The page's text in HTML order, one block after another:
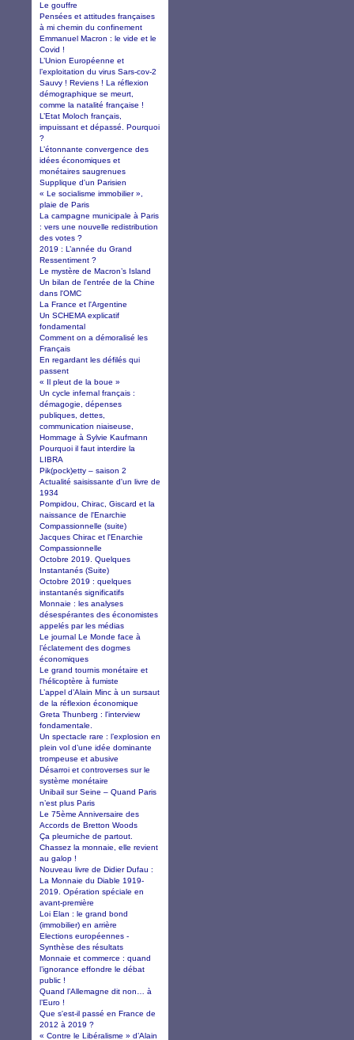
Le gouffre
Pensées et attitudes françaises
à mi chemin du confinement
Emmanuel Macron : le vide et le
Covid !
L’Union Européenne et
l’exploitation du virus Sars-cov-2
Sauvy ! Reviens ! La réflexion
démographique se meurt,
comme la natalité française !
L’Etat Moloch français,
impuissant et dépassé. Pourquoi
?
L’étonnante convergence des
idées économiques et
monétaires saugrenues
Supplique d'un Parisien
« Le socialisme immobilier »,
plaie de Paris
La campagne municipale à Paris
: vers une nouvelle redistribution
des votes ?
2019 : L’année du Grand
Ressentiment ?
Le mystère de Macron’s Island
Un bilan de l'entrée de la Chine
dans l'OMC
La France et l'Argentine
Un SCHEMA explicatif
fondamental
Comment on a démoralisé les
Français
En regardant les défilés qui
passent
« Il pleut de la boue »
Un cycle infernal français :
démagogie, dépenses
publiques, dettes,
communication niaiseuse,
Hommage à Sylvie Kaufmann
Pourquoi il faut interdire la
LIBRA
Pik(pock)etty – saison 2
Actualité saisissante d'un livre de
1934
Pompidou, Chirac, Giscard et la
naissance de l'Enarchie
Compassionnelle (suite)
Jacques Chirac et l'Enarchie
Compassionnelle
Octobre 2019. Quelques
Instantanés (Suite)
Octobre 2019 : quelques
instantanés significatifs
Monnaie : les analyses
désespérantes des économistes
appelés par les médias
Le journal Le Monde face à
l’éclatement des dogmes
économiques
Le grand tournis monétaire et
l'hélicoptère à fumiste
L’appel d’Alain Minc à un sursaut
de la réflexion économique
Greta Thunberg : l'interview
fondamentale.
Un spectacle rare : l’explosion en
plein vol d’une idée dominante
trompeuse et abusive
Désarroi et controverses sur le
système monétaire
Unibail sur Seine – Quand Paris
n’est plus Paris
Le 75ème Anniversaire des
Accords de Bretton Woods
Ça pleurniche de partout.
Chassez la monnaie, elle revient
au galop !
Nouveau livre de Didier Dufau :
La Monnaie du Diable 1919-
2019. Opération spéciale en
avant-première
Loi Elan : le grand bond
(immobilier) en arrière
Elections européennes -
Synthèse des résultats
Monnaie et commerce : quand
l’ignorance effondre le débat
public !
Quand l’Allemagne dit non… à
l’Euro !
Que s'est-il passé en France de
2012 à 2019 ?
« Contre le Libéralisme » d’Alain